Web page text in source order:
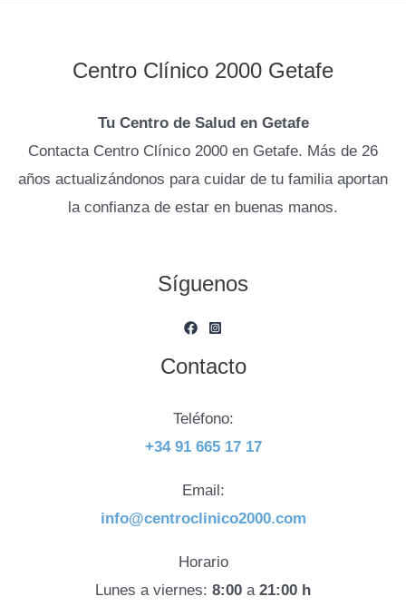
Centro Clínico 2000 Getafe
Tu Centro de Salud en Getafe
Contacta Centro Clínico 2000 en Getafe. Más de 26
años actualizándonos para cuidar de tu familia aportan
la confianza de estar en buenas manos.
Síguenos
Contacto
Teléfono:
+34 91 665 17 17
Email:
info@centroclinico2000.com
Horario
Lunes a viernes: 8:00 a 21:00 h